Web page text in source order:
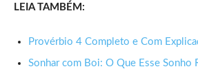
LEIA TAMBÉM:
Provérbio 4 Completo e Com
Sonhar com Boi: O Que Esse Sonho